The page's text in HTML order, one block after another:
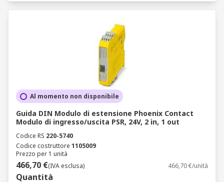
Al momento non disponibile
Guida DIN Modulo di estensione Phoenix Contact
Modulo di ingresso/uscita PSR, 24V, 2 in, 1 out
Codice RS 220-5740
Codice costruttore 1105009
Prezzo per 1 unità
466,70 €(IVA esclusa) 466,70 €/unità
Quantità